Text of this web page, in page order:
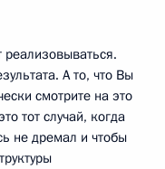
реализовываться.
А то, что Вы
смотрите на это
тот случай, когда
не дремал и чтобы